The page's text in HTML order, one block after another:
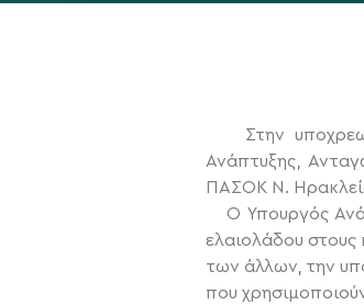
Στην
Ανάπτυξης,
ΠΑΣΟΚ Ν.
Ο Υπουργός
ελαιολάδου στους
των άλλων, την
που